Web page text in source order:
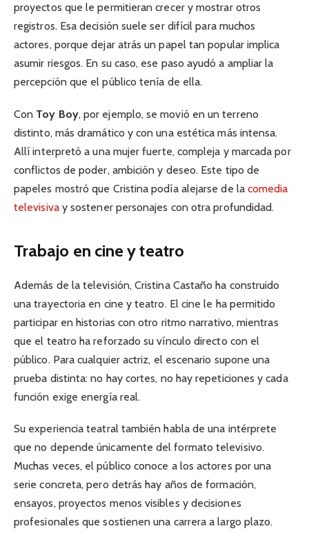
proyectos que le permitieran crecer y mostrar otros
registros. Esa decisión suele ser difícil para muchos
actores, porque dejar atrás un papel tan popular implica
asumir riesgos. En su caso, ese paso ayudó a ampliar la
percepción que el público tenía de ella.
Con Toy Boy, por ejemplo, se movió en un terreno
distinto, más dramático y con una estética más intensa.
Allí interpretó a una mujer fuerte, compleja y marcada por
conflictos de poder, ambición y deseo. Este tipo de
papeles mostró que Cristina podía alejarse de lacomedia
televisivay sostener personajes con otra profundidad.
Trabajo en cine y teatro
Además de la televisión, Cristina Castaño ha construido
una trayectoria en cine y teatro. El cine le ha permitido
participar en historias con otro ritmo narrativo, mientras
que el teatro ha reforzado su vínculo directo con el
público. Para cualquier actriz, el escenario supone una
prueba distinta: no hay cortes, no hay repeticiones y cada
función exige energía real.
Su experiencia teatral también habla de una intérprete
que no depende únicamente del formato televisivo.
Muchas veces, el público conoce a los actores por una
serie concreta, pero detrás hay años de formación,
ensayos, proyectos menos visibles y decisiones
profesionales que sostienen una carrera a largo plazo.